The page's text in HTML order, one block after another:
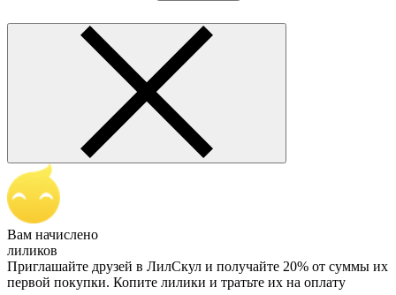
Вам начислено
лиликов
Приглашайте друзей в ЛилСкул и получайте 20% от суммы их
первой покупки. Копите лилики и тратьте их на оплату